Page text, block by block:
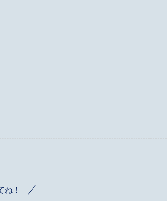
ね！